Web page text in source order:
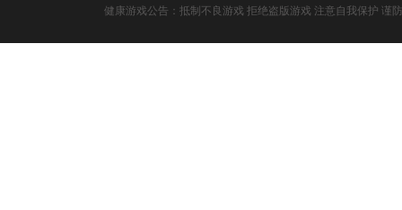
健康游戏公告：抵制不良游戏 拒绝盗版游戏 注意自我保护 谨